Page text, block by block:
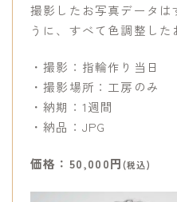
撮影したお写真データは
うに、すべて色調整した
・撮影：指輪作り当日
・撮影場所：工房のみ
・納期：1週間
・納品：JPG
価格：50,000円(税込)